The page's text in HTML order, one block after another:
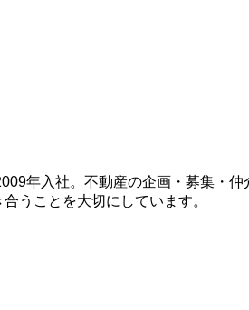
年入社。不動産の企画・募集・仲
うことを大切にしています。